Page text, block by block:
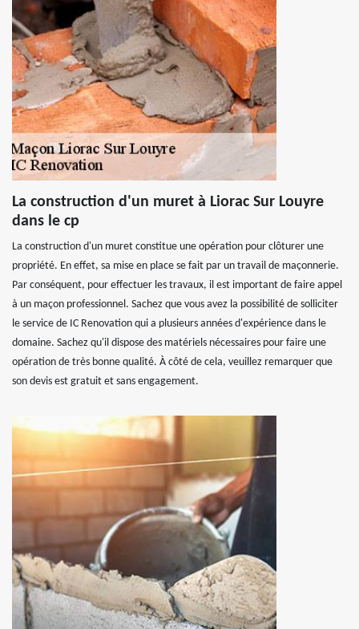
La construction d'un muret à Liorac Sur Louyre
dans le cp
La construction d'un muret constitue une opération pour clôturer une
propriété. En effet, sa mise en place se fait par un travail de maçonnerie.
Par conséquent, pour effectuer les travaux, il est important de faire appel
à un maçon professionnel. Sachez que vous avez la possibilité de solliciter
le service de IC Renovation qui a plusieurs années d'expérience dans le
domaine. Sachez qu'il dispose des matériels nécessaires pour faire une
opération de très bonne qualité. À côté de cela, veuillez remarquer que
son devis est gratuit et sans engagement.